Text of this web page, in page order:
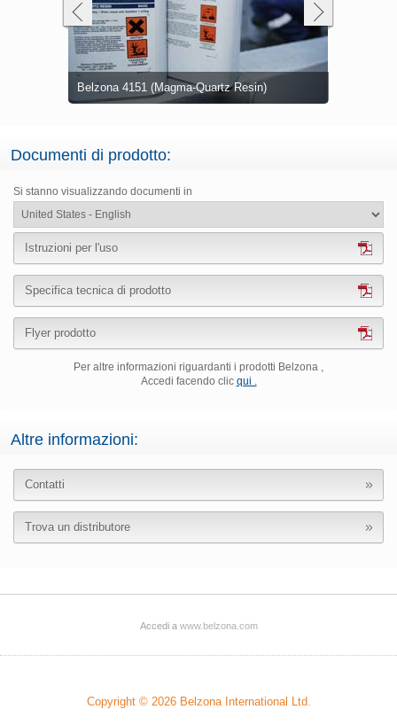
Passaggio latticini bagnato in stazione di
lavaggio per forme
Documenti di prodotto:
Si stanno visualizzando documenti in
Istruzioni per l'uso
Specifica tecnica di prodotto
Flyer prodotto
Per altre informazioni riguardanti i prodotti Belzona ,
Accedi facendo clic qui .
Altre informazioni:
Contatti
Trova un distributore
Accedi a www.belzona.com
Copyright © 2026 Belzona International Ltd.